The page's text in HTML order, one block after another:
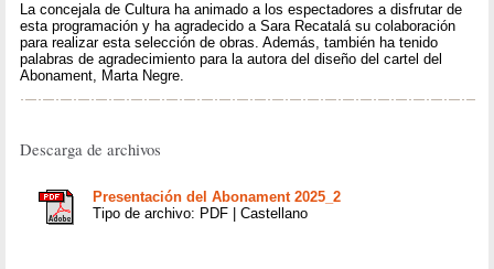
La concejala de Cultura ha animado a los espectadores a disfrutar de
esta programación y ha agradecido a Sara Recatalá su colaboración
para realizar esta selección de obras. Además, también ha tenido
palabras de agradecimiento para la autora del diseño del cartel del
Abonament, Marta Negre.
Descarga de archivos
Presentación del Abonament 2025_2
Tipo de archivo: PDF | Castellano